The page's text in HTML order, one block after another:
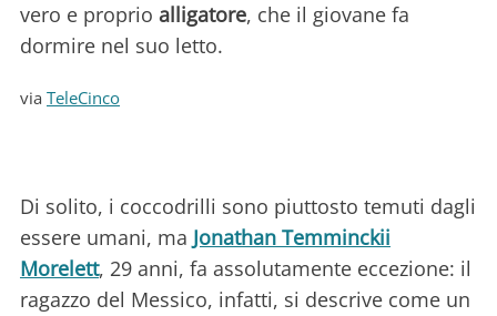
vero e proprio alligatore, che il giovane fa
dormire nel suo letto.
via TeleCinco
Di solito, i coccodrilli sono piuttosto temuti dagli
essere umani, ma Jonathan Temminckii
Morelett, 29 anni, fa assolutamente eccezione: il
ragazzo del Messico, infatti, si descrive come un